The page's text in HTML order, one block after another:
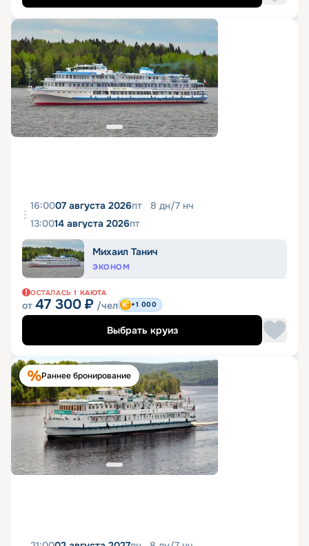
16:0007 августа 2026пт 8 дн/7 нч
13:0014 августа 2026пт
Михаил Танич
ЭКОНОМ
ОСТАЛАСЬ 1 КАЮТА
от 47 300 ₽ /чел +1 000
Выбрать круиз
Раннее бронирование